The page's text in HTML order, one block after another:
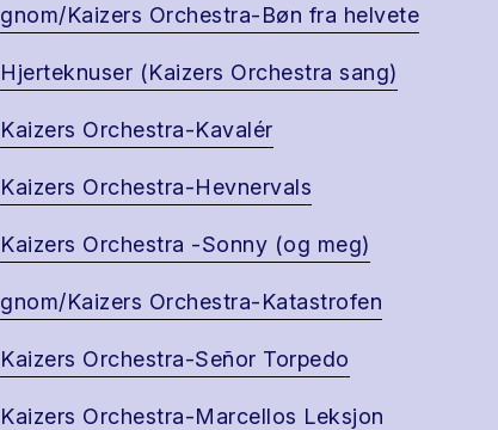
gnom/Kaizers Orchestra-Bøn fra helvete
Hjerteknuser (Kaizers Orchestra sang)
Kaizers Orchestra-Kavalér
Kaizers Orchestra-Hevnervals
Kaizers Orchestra -Sonny (og meg)
gnom/Kaizers Orchestra-Katastrofen
Kaizers Orchestra-Señor Torpedo
Kaizers Orchestra-Marcellos Leksjon